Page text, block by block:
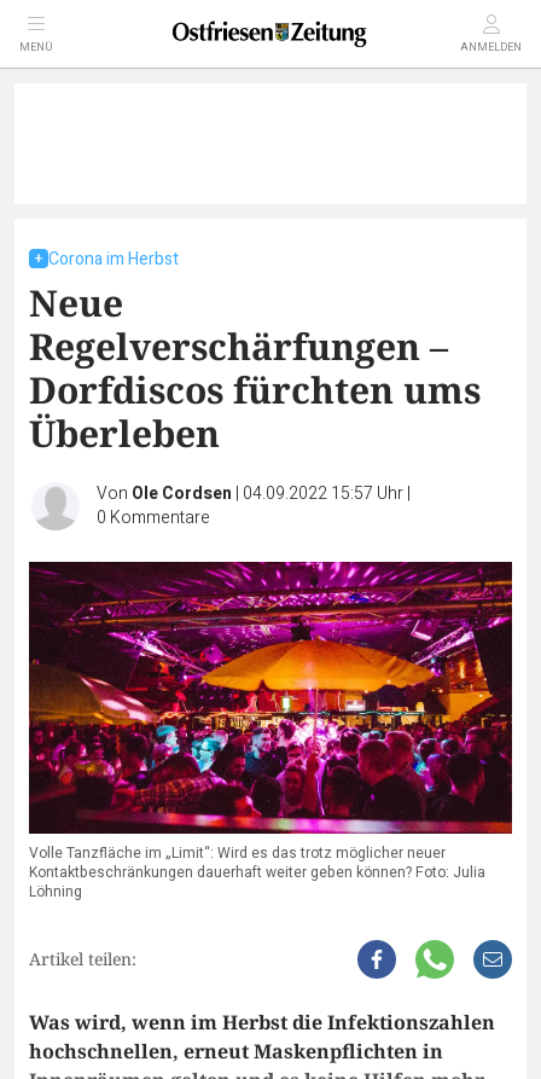
MENÜ ANMELDEN
Corona im Herbst
Neue
Regelverschärfungen –
Dorfdiscos fürchten ums
Überleben
Von Ole Cordsen | 04.09.2022 15:57 Uhr|
0 Kommentare
Volle Tanzfläche im „Limit“: Wird es das trotz möglicher neuer
Kontaktbeschränkungen dauerhaft weiter geben können? Foto: Julia
Löhning
Artikel teilen:
Was wird, wenn im Herbst die Infektionszahlen
hochschnellen, erneut Maskenpflichten in